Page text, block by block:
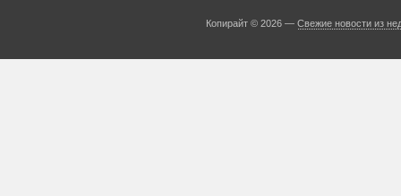
Копирайт © 2026 —Свежие новости из